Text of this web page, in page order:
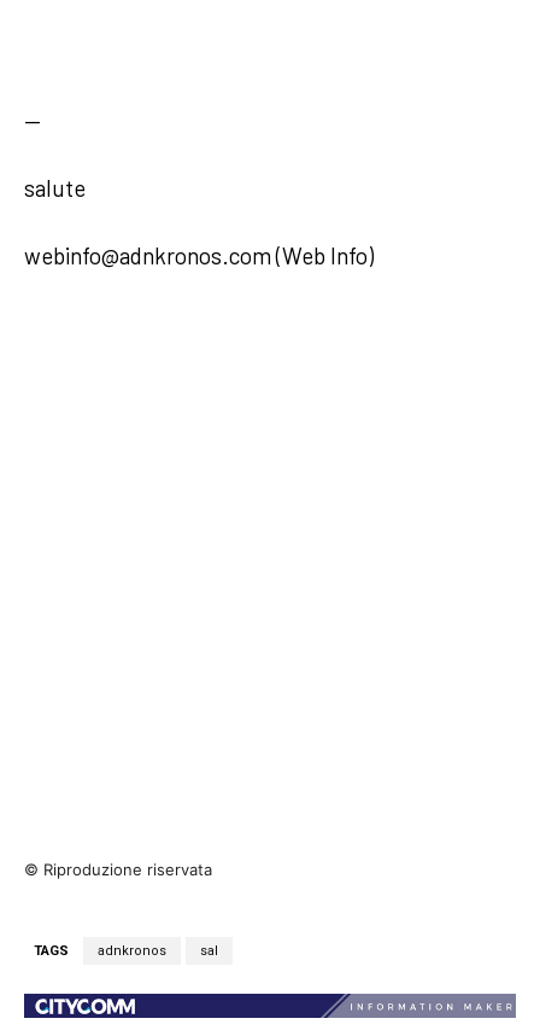
—
salute
webinfo@adnkronos.com (Web Info)
© Riproduzione riservata
TAGS adnkronos sal